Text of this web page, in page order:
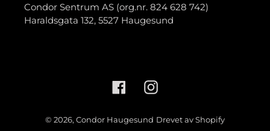
Condor Sentrum AS (org.nr. 824 628 742)
Haraldsgata 132, 5527 Haugesund
FacebookInstagram
© 2026, Condor Haugesund Drevet av Shopify